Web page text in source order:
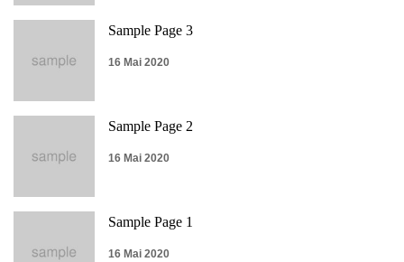
Sample Page 3
16 Mai 2020
Sample Page 2
16 Mai 2020
Sample Page 1
16 Mai 2020